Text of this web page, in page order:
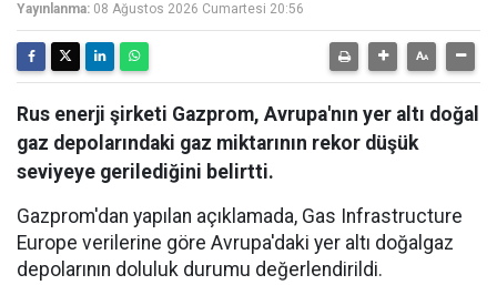
Yayınlanma: 08 Ağustos 2026 Cumartesi 20:56
Rus enerji şirketi Gazprom, Avrupa'nın yer altı doğal
gaz depolarındaki gaz miktarının rekor düşük
seviyeye gerilediğini belirtti.
Gazprom'dan yapılan açıklamada, Gas Infrastructure
Europe verilerine göre Avrupa'daki yer altı doğalgaz
depolarının doluluk durumu değerlendirildi.